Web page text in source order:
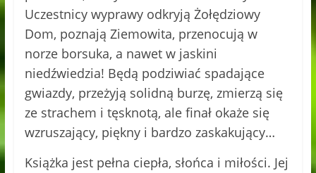
Uczestnicy wyprawy odkryją Żołędziowy
Dom, poznają Ziemowita, przenocują w
norze borsuka, a nawet w jaskini
niedźwiedzia! Będą podziwiać spadające
gwiazdy, przeżyją solidną burzę, zmierzą się
ze strachem i tęsknotą, ale finał okaże się
wzruszający, piękny i bardzo zaskakujący…
Książka jest pełna ciepła, słońca i miłości. Jej